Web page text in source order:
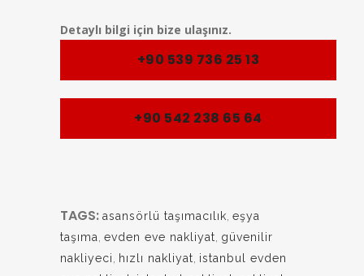
Detaylı bilgi için bize ulaşınız.
+90 539 736 25 13
+90 542 238 65 64
TAGS: asansörlü taşımacılık eşya
taşıma evden eve nakliyat güvenilir
nakliyeci
hızlı nakliyat istanbul evden